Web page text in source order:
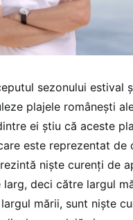
sezonului estival
plajele românești
ei știu că aceste
este reprezentat de
niște curenți de
deci către largul
mării, sunt niște